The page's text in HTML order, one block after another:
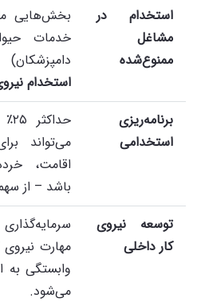
استخدام در
مشاغل
ممنوع‌شده
بخش‌هایی
خدمات
استخدام
برنامه‌ریزی
استخدامی
می‌تواند
اقامت،
باشد – از
توسعه نیروی
کار داخلی
مهارت
وابستگی به
می‌شود.